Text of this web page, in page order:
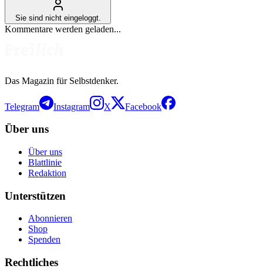
Sie sind nicht eingeloggt.
Kommentare werden geladen...
Das Magazin für Selbstdenker.
Telegram Instagram X Facebook
Über uns
Über uns
Blattlinie
Redaktion
Unterstützen
Abonnieren
Shop
Spenden
Rechtliches